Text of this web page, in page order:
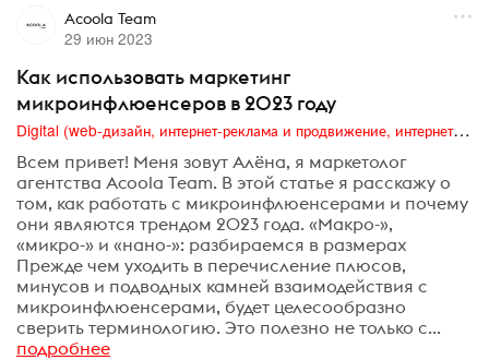
Acoola Team
29 июн 2023
Как использовать маркетинг
микроинфлюенсеров в 2023 году
Digital (web-дизайн, интернет-реклама и продвижение, интернет-сообщества и блоги, интернет-коммуникации, мобильный маркетинг, реклама на цифровых экранах)
Всем привет! Меня зовут Алёна, я маркетолог
агентства Acoola Team. В этой статье я расскажу о
том, как работать с микроинфлюенсерами и почему
они являются трендом 2023 года. «Макро-»,
«микро-» и «нано-»: разбираемся в размерах
Прежде чем уходить в перечисление плюсов,
минусов и подводных камней взаимодействия с
микроинфлюенсерами, будет целесообразно
сверить терминологию. Это полезно не только с...
подробнее